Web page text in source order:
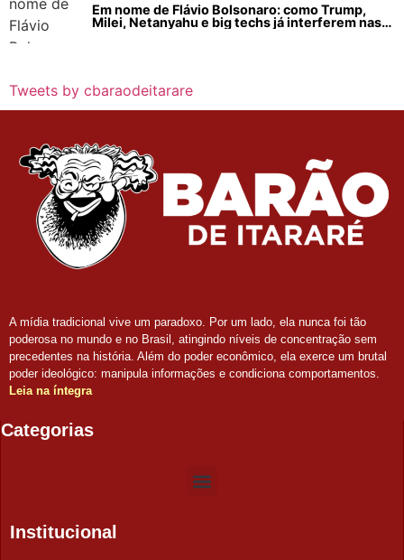
Em nome de Flávio Bolsonaro: como Trump,
Milei, Netanyahu e big techs já interferem nas
Tweets by cbaraodeitarare
A mídia tradicional vive um paradoxo. Por um lado, ela nunca foi tão
poderosa no mundo e no Brasil, atingindo níveis de concentração sem
precedentes na história. Além do poder econômico, ela exerce um brutal
poder ideológico: manipula informações e condiciona comportamentos.
Leia na íntegra
Categorias
Institucional